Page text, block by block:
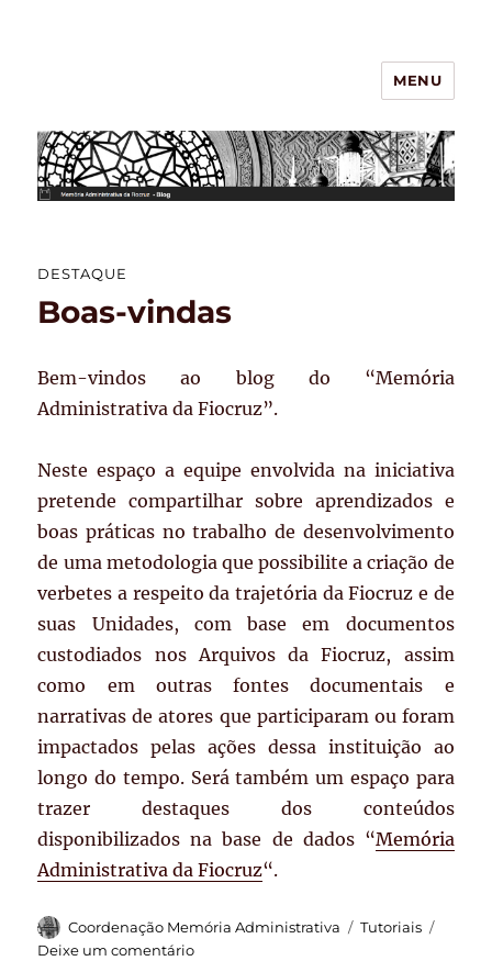
BLOG – Memória Administrativa
da Fiocruz
MENU
DESTAQUE
Boas-vindas
Bem-vindos ao blog do “Memória
Administrativa da Fiocruz”.
Neste espaço a equipe envolvida na iniciativa
pretende compartilhar sobre aprendizados e
boas práticas no trabalho de desenvolvimento
de uma metodologia que possibilite a criação de
verbetes a respeito da trajetória da Fiocruz e de
suas Unidades, com base em documentos
custodiados nos Arquivos da Fiocruz, assim
como em outras fontes documentais e
narrativas de atores que participaram ou foram
impactados pelas ações dessa instituição ao
longo do tempo. Será também um espaço para
trazer destaques dos conteúdos
disponibilizados na base de dados “Memória
Administrativa da Fiocruz“.
Autor
Coordenação Memória Administrativa Categorias
Tutoriais
Deixe um comentárioem